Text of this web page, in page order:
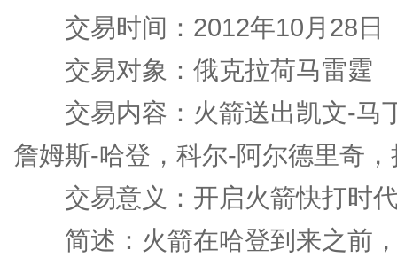
交易时间：2012年10月28日
交易对象：俄克拉荷马雷霆
交易内容：火箭送出凯文-马
詹姆斯-哈登，科尔-阿尔德里奇
交易意义：开启火箭快打时
简述：火箭在哈登到来之前，